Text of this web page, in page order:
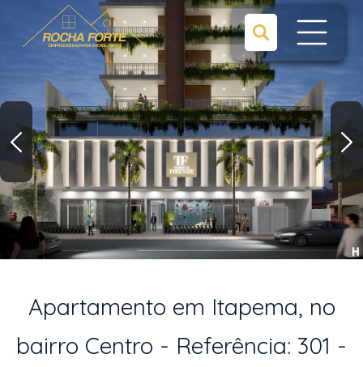
Apartamento em Itapema, no
bairro Centro - Referência: 301 -